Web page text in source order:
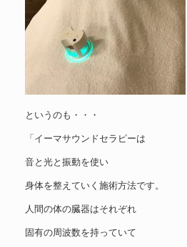
というのも・・・
「イーマサウンドセラピーは
音と光と振動を使い
身体を整えていく施術方法です。
人間の体の臓器はそれぞれ
固有の周波数を持っていて